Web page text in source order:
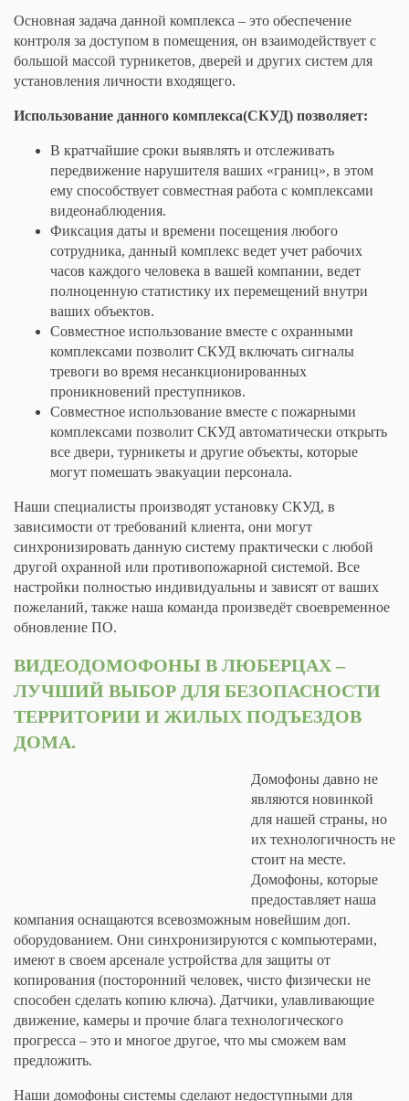
Основная задача данной комплекса – это обеспечение
контроля за доступом в помещения, он взаимодействует с
большой массой турникетов, дверей и других систем для
установления личности входящего.
Использование данного комплекса(СКУД) позволяет:
В кратчайшие сроки выявлять и отслеживать
передвижение нарушителя ваших «границ», в этом
ему способствует совместная работа с комплексами
видеонаблюдения.
Фиксация даты и времени посещения любого
сотрудника, данный комплекс ведет учет рабочих
часов каждого человека в вашей компании, ведет
полноценную статистику их перемещений внутри
ваших объектов.
Совместное использование вместе с охранными
комплексами позволит СКУД включать сигналы
тревоги во время несанкционированных
проникновений преступников.
Совместное использование вместе с пожарными
комплексами позволит СКУД автоматически открыть
все двери, турникеты и другие объекты, которые
могут помешать эвакуации персонала.
Наши специалисты производят установку СКУД, в
зависимости от требований клиента, они могут
синхронизировать данную систему практически с любой
другой охранной или противопожарной системой. Все
настройки полностью индивидуальны и зависят от ваших
пожеланий, также наша команда произведёт своевременное
обновление ПО.
ВИДЕОДОМОФОНЫ В ЛЮБЕРЦАХ –
ЛУЧШИЙ ВЫБОР ДЛЯ БЕЗОПАСНОСТИ
ТЕРРИТОРИИ И ЖИЛЫХ ПОДЪЕЗДОВ
ДОМА.
Домофоны давно не
являются новинкой
для нашей страны, но
их технологичность не
стоит на месте.
Домофоны, которые
предоставляет наша
компания оснащаются всевозможным новейшим доп.
оборудованием. Они синхронизируются с компьютерами,
имеют в своем арсенале устройства для защиты от
копирования (посторонний человек, чисто физически не
способен сделать копию ключа). Датчики, улавливающие
движение, камеры и прочие блага технологического
прогресса – это и многое другое, что мы сможем вам
предложить.
Наши домофоны системы сделают недоступными для